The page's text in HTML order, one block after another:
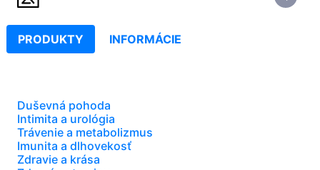
PRODUKTY INFORMÁCIE
Duševná pohoda
Intimita a urológia
Trávenie a metabolizmus
Imunita a dlhovekosť
Zdravie a krása